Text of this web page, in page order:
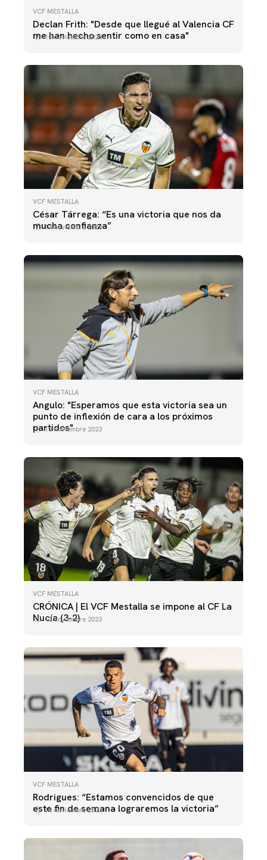
VCF MESTALLA
Declan Frith: "Desde que llegué al Valencia CF
me han hecho sentir como en casa"
15 noviembre 2023
VCF MESTALLA
César Tárrega: “Es una victoria que nos da
mucha confianza”
14 noviembre 2023
VCF MESTALLA
Angulo: "Esperamos que esta victoria sea un
punto de inflexión de cara a los próximos
partidos"
13 noviembre 2023
VCF MESTALLA
CRÓNICA | El VCF Mestalla se impone al CF La
Nucía (3-2)
12 noviembre 2023
VCF MESTALLA
Rodrigues: “Estamos convencidos de que
este fin de semana lograremos la victoria”
10 noviembre 2023